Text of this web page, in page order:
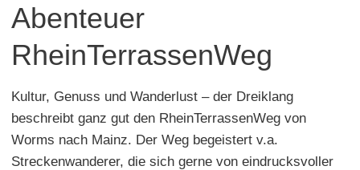
Buchung & Service
ShopRheinhessen-Blog Karte
Abenteuer
RheinTerrassenWeg
Kultur, Genuss und Wanderlust – der Dreiklang
beschreibt ganz gut den RheinTerrassenWeg von
Worms nach Mainz. Der Weg begeistert v.a.
Streckenwanderer, die sich gerne von eindrucksvoller